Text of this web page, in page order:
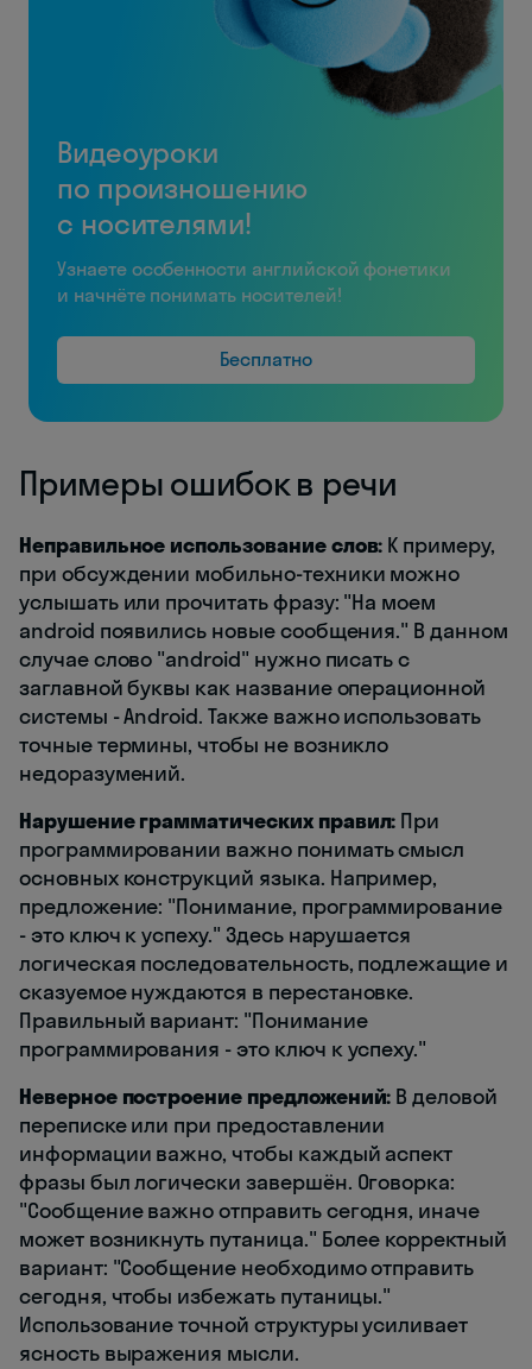
Видеоуроки
по произношению
с носителями!
Узнаете особенности английской фонетики
и начнёте понимать носителей!
Бесплатно
Примеры ошибок в речи
Неправильное использование слов: К примеру,
при обсуждении мобильно-техники можно
услышать или прочитать фразу: "На моем
android появились новые сообщения." В данном
случае слово "android" нужно писать с
заглавной буквы как название операционной
системы - Android. Также важно использовать
точные термины, чтобы не возникло
недоразумений.
Нарушение грамматических правил: При
программировании важно понимать смысл
основных конструкций языка. Например,
предложение: "Понимание, программирование
- это ключ к успеху." Здесь нарушается
логическая последовательность, подлежащие и
сказуемое нуждаются в перестановке.
Правильный вариант: "Понимание
программирования - это ключ к успеху."
Неверное построение предложений: В деловой
переписке или при предоставлении
информации важно, чтобы каждый аспект
фразы был логически завершён. Оговорка:
"Сообщение важно отправить сегодня, иначе
может возникнуть путаница." Более корректный
вариант: "Сообщение необходимо отправить
сегодня, чтобы избежать путаницы."
Использование точной структуры усиливает
ясность выражения мысли.